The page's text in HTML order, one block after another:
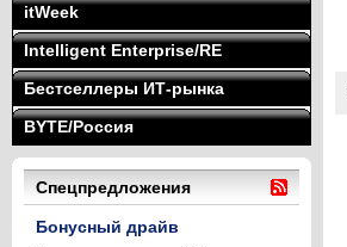
itWeek
Intelligent Enterprise/RE
Бестселлеры ИТ-рынка
BYTE/Россия
Спецпредложения
Бонусный драйв